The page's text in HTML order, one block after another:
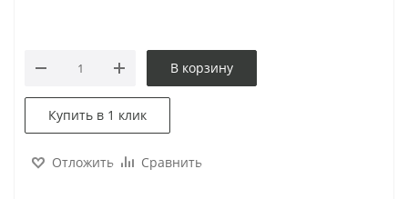
В корзину
Купить в 1 клик
Отложить Сравнить